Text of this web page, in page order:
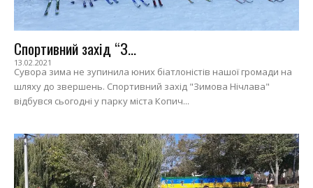
Спортивний захід “З...
13.02.2021
Сувора зима не зупинила юних біатлоністів нашої громади на
шляху до звершень. Спортивний захід "Зимова Нічлава"
відбувся сьогодні у парку міста Копич...